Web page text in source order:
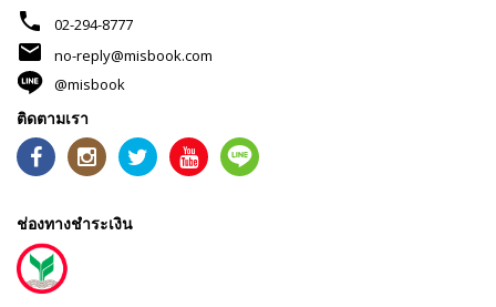
phone 02-294-8777
mail
no-reply@misbook.com
@misbook
ติดตามเรา
ช่องทางชำระเงิน